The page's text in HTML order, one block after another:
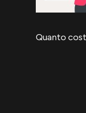
Quanto